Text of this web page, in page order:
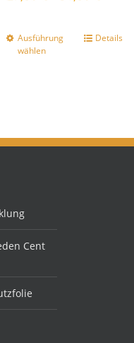
Ausführung
wählen
Details
Cent